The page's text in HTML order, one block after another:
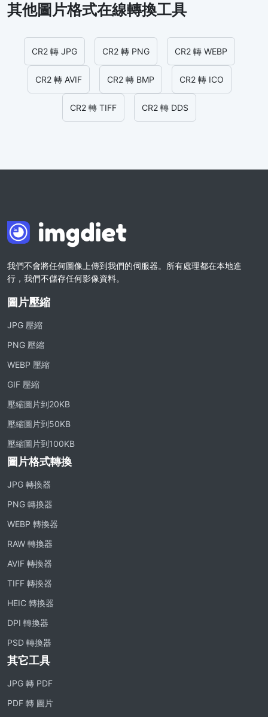
其他圖片格式在線轉換工具
CR2 轉 JPG CR2 轉 PNG CR2 轉 WEBP
CR2 轉 AVIF CR2 轉 BMP CR2 轉 ICO
CR2 轉 TIFF CR2 轉 DDS
我們不會將任何圖像上傳到我們的伺服器。所有處理都在本地進
行，我們不儲存任何影像資料。
圖片壓縮
JPG 壓縮
PNG 壓縮
WEBP 壓縮
GIF 壓縮
壓縮圖片到20KB
壓縮圖片到50KB
壓縮圖片到100KB
圖片格式轉換
JPG 轉換器
PNG 轉換器
WEBP 轉換器
RAW 轉換器
AVIF 轉換器
TIFF 轉換器
HEIC 轉換器
DPI 轉換器
PSD 轉換器
其它工具
JPG 轉 PDF
PDF 轉 圖片